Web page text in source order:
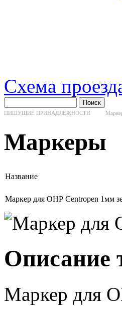
Схема
ПИШУЩИЕ ПРИНАДЛЕЖНОСТИ
Маркеры
Название
Маркер для ОНР Centropen 1мм
Описание
Маркер для